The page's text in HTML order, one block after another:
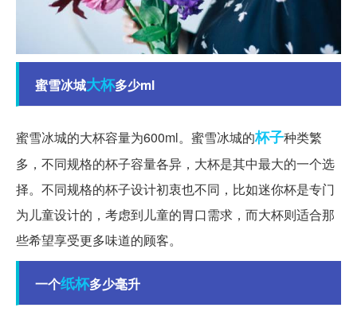
蜜雪冰城大杯多少ml
蜜雪冰城的大杯容量为600ml。蜜雪冰城的杯子种类繁
多，不同规格的杯子容量各异，大杯是其中最大的一个选
择。不同规格的杯子设计初衷也不同，比如迷你杯是专门
为儿童设计的，考虑到儿童的胃口需求，而大杯则适合那
些希望享受更多味道的顾客。
一个纸杯多少毫升